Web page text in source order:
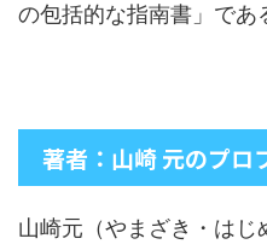
の包括的な指南書」であ
著者：山崎 元のプロ
山崎元（やまざき・は